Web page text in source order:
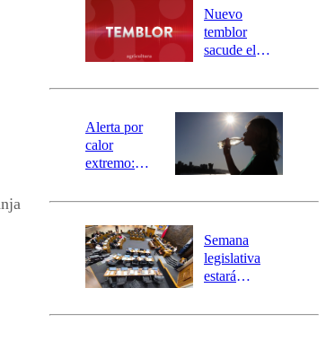
río Damas:
activa
mensajería
SAE
Nuevo
temblor
sacude el
revisa la
epicentro
Alerta por
calor
extremo:
activa Alerta
Preventiva en
tres comunas
Semana
legislativa
estará
el fin de la